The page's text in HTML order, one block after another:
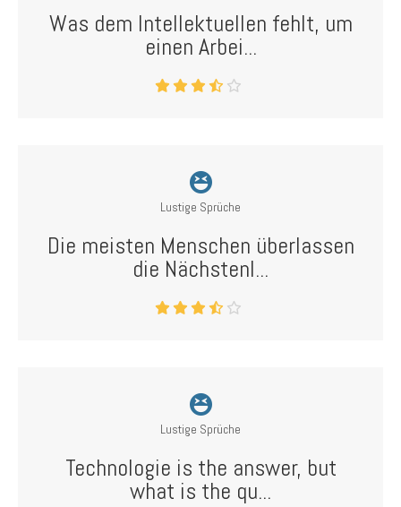
Was dem Intellektuellen fehlt, um
einen Arbei...
Lustige Sprüche
Die meisten Menschen überlassen
die Nächstenl...
Lustige Sprüche
Technologie is the answer, but
what is the qu...